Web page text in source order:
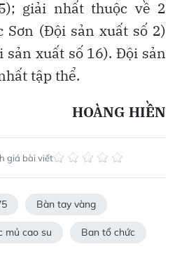
giải nhất thuộc về 2
Sơn (Đội sản xuất số 2)
sản xuất số 16). Đội sản
tập thể.
HOÀNG HIỀN
giá bài viết
Bàn tay vàng
mủ cao su Ban tổ chức